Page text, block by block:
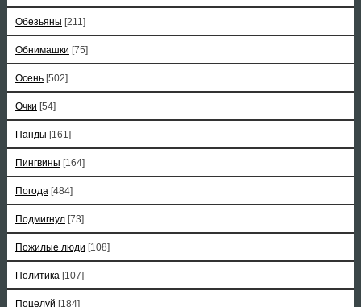
Обезьяны [211]
Обнимашки [75]
Осень [502]
Очки [54]
Панды [161]
Пингвины [164]
Погода [484]
Подмигнул [73]
Пожилые люди [108]
Политика [107]
Поцелуй [184]